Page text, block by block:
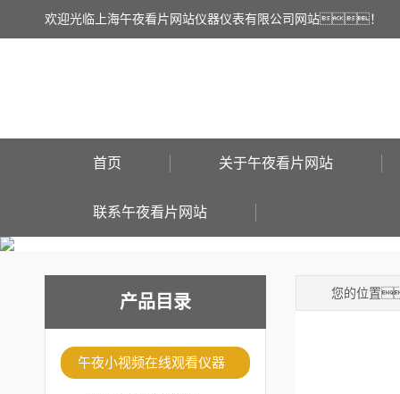
欢迎光临上海午夜看片网站仪器仪表有限公司网站！
首页 关于午夜看片网站
联系午夜看片网站
产品目录
午夜小视频在线观看仪器
您的位置